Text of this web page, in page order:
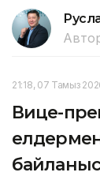
21:18, 07 Тамыз
Вице-